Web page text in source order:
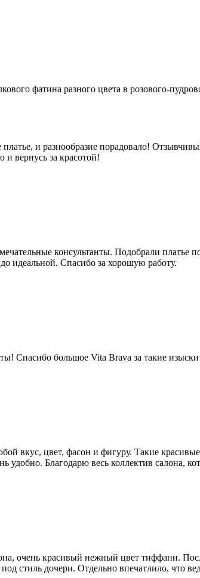
фатина разного цвета в розового-
и разнообразие порадовало!
вернусь за красотой!
консультанты. Подобрали платье
идеальной. Спасибо за хорошую работу.
Спасибо большое Vita Brava за такие
вкус, цвет, фасон и фигуру. Такие
удобно. Благодарю весь коллектив
очень красивый нежный цвет тиффани.
стиль дочери. Отдельно впечатлило,